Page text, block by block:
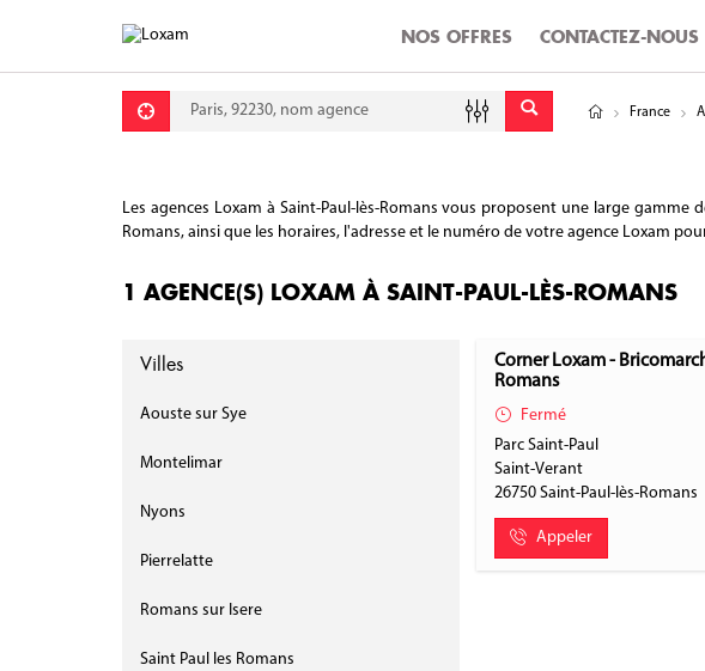
NOS OFFRES CONTACTEZ-NOUS
Requête Latitude
Longitude
France
Les agences Loxam à Saint-Paul-lès-Romans vous proposent une large gamme
Romans, ainsi que les horaires, l'adresse et le numéro de votre agence Loxam
1 AGENCE(S) LOXAM À SAINT-PAUL-LÈS-ROMANS
Villes
Aouste sur Sye
Montelimar
Nyons
Pierrelatte
Romans sur Isere
Saint Paul les Romans
Corner Loxam -
Romans
Fermé
Parc Saint-Paul
Saint-Verant
26750 Saint-Paul-lès-Romans
Appeler